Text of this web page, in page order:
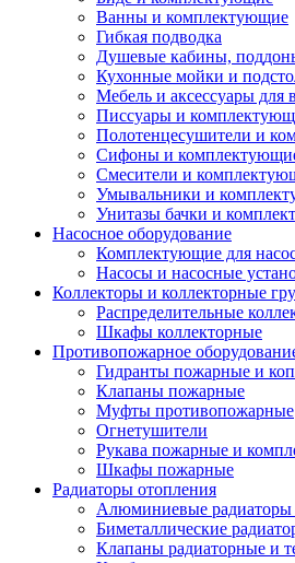
Ванны и комплектующие
Гибкая подводка
Душевые кабины,
Кухонные мойки и
Мебель и аксессуары для
Писсуары и
Полотенцесушители и
Сифоны и
Смесители и
Умывальники и
Унитазы бачки и
Насосное оборудование
Комплектующие для
Насосы и насосные
Коллекторы и коллекторные
Распределительные
Шкафы коллекторные
Противопожарное
Гидранты пожарные и
Клапаны пожарные
Муфты противопожарные
Огнетушители
Рукава пожарные и
Шкафы пожарные
Радиаторы отопления
Алюминиевые радиаторы
Биметаллические
Клапаны радиаторные и